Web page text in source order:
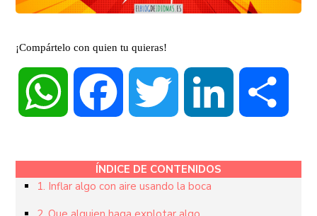
¡Compártelo con quien tu quieras!
WhatsApp Facebook Twitter LinkedIn
ÍNDICE DE CONTENIDOS
1. Inflar algo con aire usando la boca